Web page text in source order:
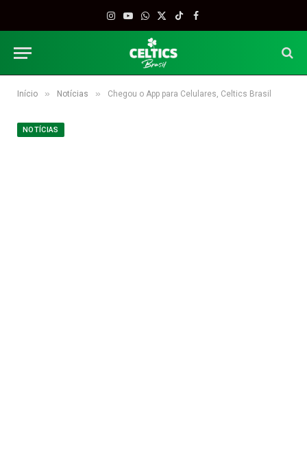
Instagram
YouTube
WhatsApp
X
TikTokFacebook
Início » Notícias » Chegou o App para Celulares, Celtics Brasil
NOTÍCIAS